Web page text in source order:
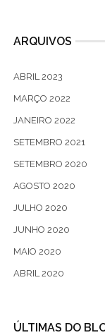
ARQUIVOS
ABRIL 2023
MARÇO 2022
JANEIRO 2022
SETEMBRO 2021
SETEMBRO 2020
AGOSTO 2020
JULHO 2020
JUNHO 2020
MAIO 2020
ABRIL 2020
ÚLTIMAS DO